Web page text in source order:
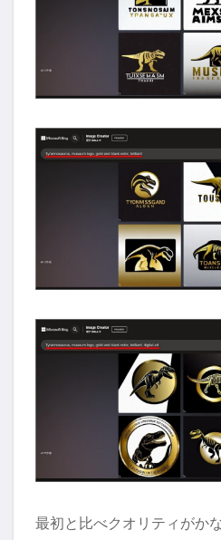
最初と比べクオリティがか